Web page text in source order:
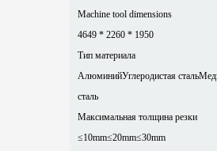
Machine tool dimensions
4649 * 2260 * 1950
Тип материала
АлюминийУглеродистая сталь
сталь
Максимальная толщина резки
≤10mm≤20mm≤30mm